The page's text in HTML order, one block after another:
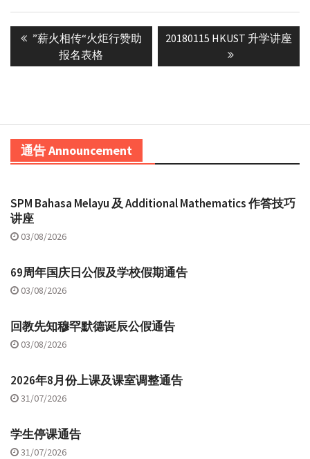
Post
navigation
Previous
”薪火相传“火炬行赞助
报名表格
Next
20180115 HKUST 升学讲座
通告 Announcement
SPM Bahasa Melayu 及 Additional Mathematics 作答技巧
讲座
03/08/2026
69周年国庆日公假及学校假期通告
03/08/2026
回教先知穆罕默德诞辰公假通告
03/08/2026
2026年8月份上课及课室调整通告
31/07/2026
学生停课通告
31/07/2026